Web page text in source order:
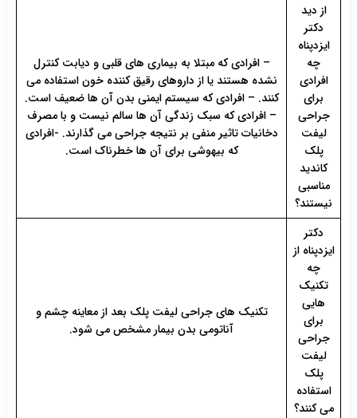
از دید
دکتر
ایزدپناه
چه
افرادی
برای
جراحی
لیفت
پلک
کاندید
مناسبی
نیستند؟
– افرادی که مبتلا به بیماری های قلبی و دیابت کنترل
نشده هستند یا از داروهای رقیق کننده خون استفاده می
کنند. – افرادی که سیستم ایمنی بدن آن ها ضعیف است.
– افرادی که سبک زندگی آن ها سالم نیست و با مصرف
دخانیات تاثیر منفی بر نتیجه جراحی می گذارند. -افرادی
که بیهوشی برای آن ها خطرناک است.
دکتر
ایزدپناه از
چه
تکنیک
هایی
برای
جراحی
لیفت
پلک
استفاده
می کنند؟
تکنیک های جراحی لیفت پلک بعد از معاینه چشم و
آناتومی بدن بیمار مشخص می شود.